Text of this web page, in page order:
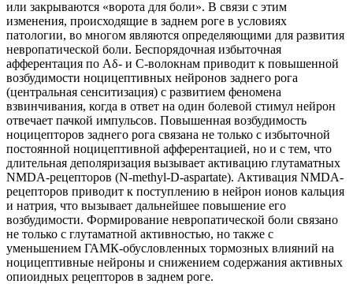
или закрываются «ворота для боли». В связи с этим
изменения, происходящие в заднем роге в условиях
патологии, во многом являются определяющими для развития
невропатической боли. Беспорядочная избыточная
афферентация по Aδ- и С-волокнам приводит к повышенной
возбудимости ноцицептивных нейронов заднего рога
(центральная сенситизация) с развитием феномена
взвинчивания, когда в ответ на один болевой стимул нейрон
отвечает пачкой импульсов. Повышенная возбудимость
ноцицепторов заднего рога связана не только с избыточной
постоянной ноцицептивной афферентацией, но и с тем, что
длительная деполяризация вызывает активацию глутаматных
NMDA-рецепторов (N-methyl-D-aspartate). Активация NMDA-
рецепторов приводит к поступлению в нейрон ионов кальция
и натрия, что вызывает дальнейшее повышение его
возбудимости. Формирование невропатической боли связано
не только с глутаматной активностью, но также с
уменьшением ГАМК-обусловленных тормозных влияний на
ноцицептивные нейроны и снижением содержания активных
опиоидных рецепторов в заднем роге.